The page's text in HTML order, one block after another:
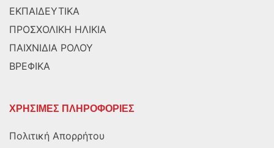
ΕΚΠΑΙΔΕΥΤΙΚΑ
ΠΡΟΣΧΟΛΙΚΗ ΗΛΙΚΙΑ
ΠΑΙΧΝΙΔΙΑ ΡΟΛΟΥ
ΒΡΕΦΙΚΑ
ΧΡΗΣΙΜΕΣ ΠΛΗΡΟΦΟΡΙΕΣ
Πολιτική Απορρήτου